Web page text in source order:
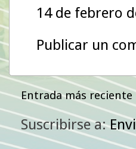
14 de febrero
Publicar un
Entrada más reciente
Suscribirse a: